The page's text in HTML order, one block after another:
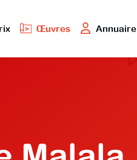
Œuvres Annuaire